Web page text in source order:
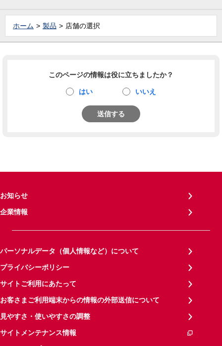
ホーム 製品 店舗の選択
このページの情報は役に立ちましたか？
はい いいえ
送信する
お知らせ
企業情報
パーソナルデータ（個人情報など）について
プライバシーポリシー
サイトご利用にあたって
お客さまご利用端末からの情報の外部送信について
見やすさ・使いやすさの調整
サイトメンテナンス情報